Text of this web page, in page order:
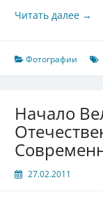
Читать далее →
Фотографии
Начало
27.02.2011